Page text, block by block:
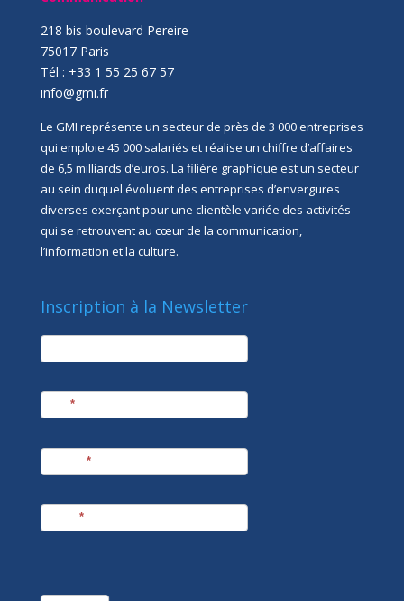
218 bis boulevard Pereire
75017 Paris
Tél : +33 1 55 25 67 57
info@gmi.fr
Le GMI représente un secteur de près de 3 000 entreprises
qui emploie 45 000 salariés et réalise un chiffre d’affaires
de 6,5 milliards d’euros. La filière graphique est un secteur
au sein duquel évoluent des entreprises d’envergures
diverses exerçant pour une clientèle variée des activités
qui se retrouvent au cœur de la communication,
l’information et la culture.
Inscription à la Newsletter
newsletter
*
*
*